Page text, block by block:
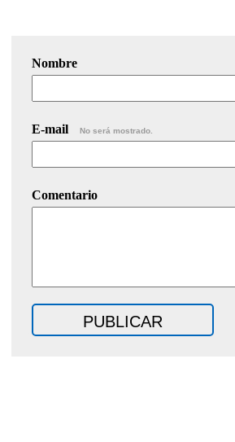
Nombre
E-mail No será mostrado.
Comentario